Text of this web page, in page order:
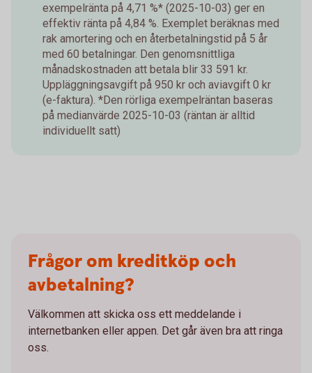
exempelränta på 4,71 %* (2025-10-03) ger en
effektiv ränta på 4,84 %. Exemplet beräknas med
rak amortering och en återbetalningstid på 5 år
med 60 betalningar. Den genomsnittliga
månadskostnaden att betala blir 33 591 kr.
Uppläggningsavgift på 950 kr och aviavgift 0 kr
(e-faktura). *Den rörliga exempelräntan baseras
på medianvärde 2025-10-03 (räntan är alltid
individuellt satt)
Frågor om kreditköp och
avbetalning?
Välkommen att skicka oss ett meddelande i
internetbanken eller appen. Det går även bra att ringa
oss.